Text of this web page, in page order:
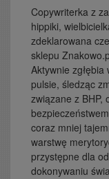
Copywriterka z
hippiki,
zdeklarowana
sklepu
Aktywnie
pulsie, śledząc
związane z BHP,
coraz mniej
warstwę
przystępne dla
dokonywaniu